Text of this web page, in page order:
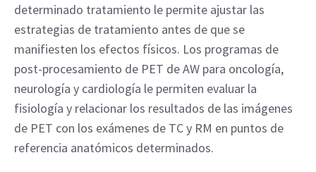
determinado tratamiento le permite ajustar las
estrategias de tratamiento antes de que se
manifiesten los efectos físicos. Los programas de
post-procesamiento de PET de AW para oncología,
neurología y cardiología le permiten evaluar la
fisiología y relacionar los resultados de las imágenes
de PET con los exámenes de TC y RM en puntos de
referencia anatómicos determinados.